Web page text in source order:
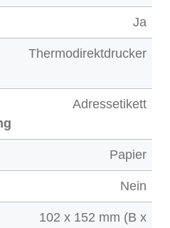
Ja
Thermodirektdrucker
Adressetikett
Papier
Nein
102 x 152 mm (B x